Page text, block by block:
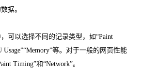
据。
，可以选择不同的记录类型，如“Paint
Usage”“Memory”等。对于一般的网页性能
Timing”和“Network”。